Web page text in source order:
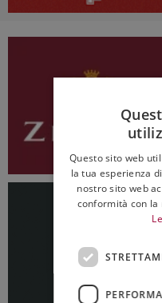
Questo sito web
la tua esperienza
nostro sito web
conformità con la